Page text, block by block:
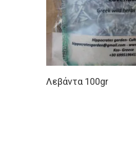
Λεβάντα 100gr